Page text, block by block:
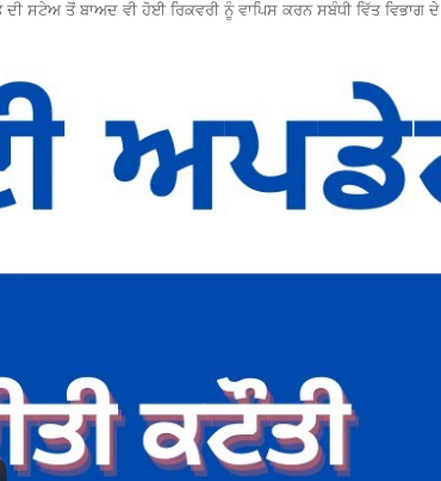
ਤੋਂ ਬਾਅਦ ਵੀ ਹੋਈ ਰਿਕਵਰੀ ਨੂੰ ਵਾਪਿਸ ਕਰਨ ਸਬੰਧੀ ਵਿੱਤ ਵਿਭਾਗ ਦੇ